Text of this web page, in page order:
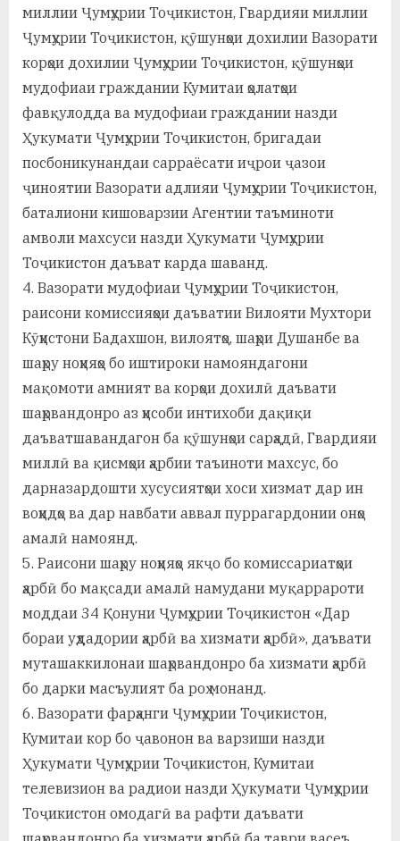
миллии Ҷумҳурии Тоҷикистон, Гвардияи миллии
Ҷумҳурии Тоҷикистон, қӯшунҳои дохилии Вазорати
корҳои дохилии Ҷумҳурии Тоҷикистон, қӯшунҳои
мудофиаи граждании Кумитаи ҳолатҳои
фавқулодда ва мудофиаи граждании назди
Ҳукумати Ҷумҳурии Тоҷикистон, бригадаи
посбоникунандаи сарраёсати иҷрои ҷазои
ҷиноятии Вазорати адлияи Ҷумҳурии Тоҷикистон,
баталиони кишоварзии Агентии таъминоти
амволи махсуси назди Ҳукумати Ҷумҳурии
Тоҷикистон даъват карда шаванд.
4. Вазорати мудофиаи Ҷумҳурии Тоҷикистон,
раисони комиссияҳои даъватии Вилояти Мухтори
Кӯҳистони Бадахшон, вилоятҳо, шаҳри Душанбе ва
шаҳру ноҳияҳо бо иштироки намояндагони
мақомоти амният ва корҳои дохилӣ даъвати
шаҳрвандонро аз ҳисоби интихоби дақиқи
даъватшавандагон ба қӯшунҳои сарҳадӣ, Гвардияи
миллӣ ва қисмҳои ҳарбии таъиноти махсус, бо
дарназардошти хусусиятҳои хоси хизмат дар ин
воҳидҳо ва дар навбати аввал пуррагардонии онҳо
амалӣ намоянд.
5. Раисони шаҳру ноҳияҳо якҷо бо комиссариатҳои
ҳарбӣ бо мақсади амалӣ намудани муқаррароти
моддаи 34 Қонуни Ҷумҳурии Тоҷикистон «Дар
бораи уҳдадории ҳарбӣ ва хизмати ҳарбӣ», даъвати
муташаккилонаи шаҳрвандонро ба хизмати ҳарбӣ
бо дарки масъулият ба роҳ монанд.
6. Вазорати фарҳанги Ҷумҳурии Тоҷикистон,
Кумитаи кор бо ҷавонон ва варзиши назди
Ҳукумати Ҷумҳурии Тоҷикистон, Кумитаи
телевизион ва радиои назди Ҳукумати Ҷумҳурии
Тоҷикистон омодагӣ ва рафти даъвати